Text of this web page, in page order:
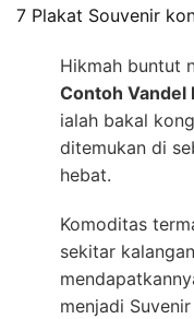
7 Plakat Souvenir
Hikmah buntut
Contoh Vandel
ialah bakal
ditemukan di
hebat.
Komoditas
sekitar
menjadi